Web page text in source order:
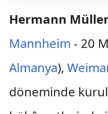
Hermann
Mannheim - 20
Almanya),
döneminde